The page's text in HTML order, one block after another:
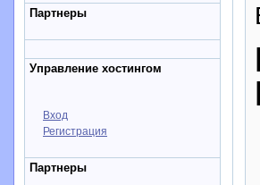
Партнеры
Управление хостингом
Вход
Регистрация
Партнеры